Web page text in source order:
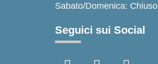
Sabato/Domenica: Chiuso
Seguici sui Social